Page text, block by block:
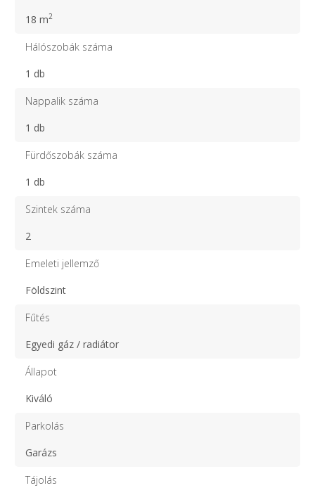
18 m2
Hálószobák száma
1 db
Nappalik száma
1 db
Fürdőszobák száma
1 db
Szintek száma
2
Emeleti jellemző
Földszint
Fűtés
Egyedi gáz / radiátor
Állapot
Kiváló
Parkolás
Garázs
Tájolás